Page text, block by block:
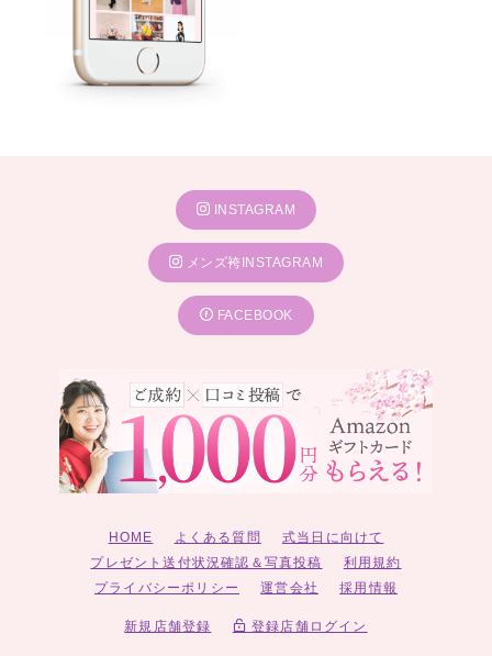
INSTAGRAM
メンズ袴INSTAGRAM
FACEBOOK
HOME よくある質問
式当日に向けて
プレゼント送付状況確認＆写真投稿
利用規約
プライバシーポリシー
運営会社 採用情報
新規店舗登録 登録店舗ログイン